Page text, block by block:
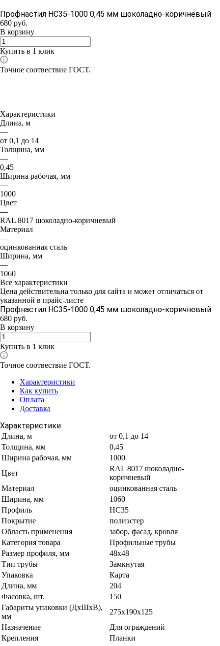
Профнастил НС35-1000 0,45 мм шоколадно-коричневый
680 руб.
В корзину
Купить в 1 клик
Точное соотвествие ГОСТ.
Характеристики
Длина, м
—
от 0,1 до 14
Толщина, мм
—
0,45
Ширина рабочая, мм
—
1000
Цвет
—
RAL 8017 шоколадно-коричневый
Материал
—
оцинкованная сталь
Ширина, мм
—
1060
Все характеристики
Цена действительна только для сайта и может отличаться от
указанной в прайс-листе
Профнастил НС35-1000 0,45 мм шоколадно-коричневый
680 руб.
В корзину
Купить в 1 клик
Точное соотвествие ГОСТ.
Характеристики
Как купить
Оплата
Доставка
Характеристики
Длина, м
от 0,1 до 14
Толщина, мм
0,45
Ширина рабочая, мм
1000
Цвет
RAL 8017 шоколадно-
коричневый
Материал
оцинкованная сталь
Ширина, мм
1060
Профиль
НС35
Покрытие
полиэстер
Область применения
забор, фасад, кровля
Категория товара
Профильные трубы
Размер профиля, мм
48х48
Тип трубы
Замкнутая
Упаковка
Карта
Длина, мм
204
Фасовка, шт.
150
Габариты упаковки (ДхШхВ),
мм
275х190х125
Назначение
Для ограждений
Крепления
Планки